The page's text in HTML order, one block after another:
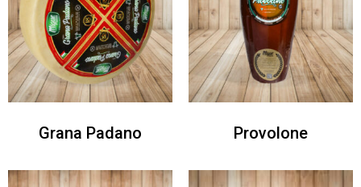
Grana Padano Provolone